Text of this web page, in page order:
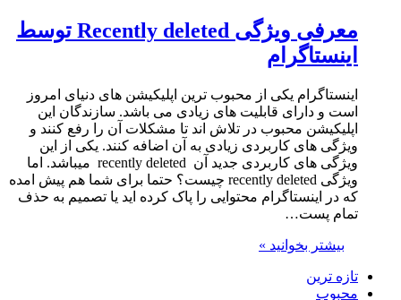
معرفی ویژگی Recently deleted توسط
اینستاگرام
اینستاگرام یکی از محبوب ترین اپلیکیشن های دنیای امروز
است و دارای قابلیت های زیادی می باشد. سازندگان این
اپلیکیشن محبوب در تلاش اند تا مشکلات آن را رفع کنند و
ویژگی های کاربردی زیادی به آن اضافه کنند. یکی از این
ویژگی های کاربردی جدید آن recently deleted میباشد. اما
ویژگی recently deleted چیست؟ حتما برای شما هم پیش امده
که در اینستاگرام محتوایی را پاک کرده اید یا تصمیم به حذف
تمام پست…
بیشتر بخوانید »
تازه ترین
محبوب